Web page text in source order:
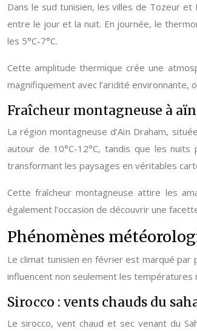
Dans le sud tunisien, les villes de Tozeur
entre le jour et la nuit. En journée, le
les 5°C-7°C.
Cette amplitude thermique crée une
magnifiquement avec l’aridité
Fraîcheur montagneuse à
La région montagneuse d’Aïn Draham,
autour de 10°C-12°C, tandis que les
transformant les paysages en véritables
Cette fraîcheur montagneuse attire les
également l’occasion de découvrir une
Phénomènes
Le climat tunisien en février est marqué
influencent non seulement les températures
Sirocco : vents chauds du
Le sirocco, vent chaud et sec venant du